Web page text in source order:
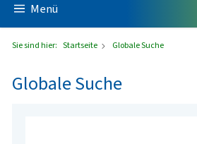
Menü
Sie sind hier: Startseite Globale Suche
Globale Suche